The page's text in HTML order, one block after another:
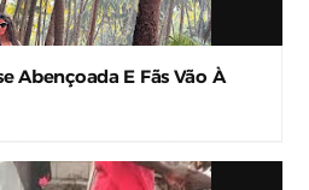
Abençoada E Fãs Vão À